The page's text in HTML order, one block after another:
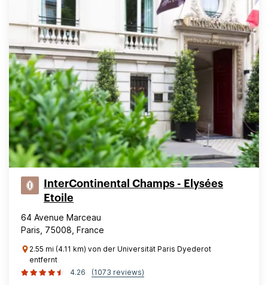
InterContinental Champs - Elysées
Etoile
64 Avenue Marceau
Paris, 75008, France
2.55 mi (4.11 km) von der Universität Paris Dyederot
entfernt
4.26
(1073 reviews)